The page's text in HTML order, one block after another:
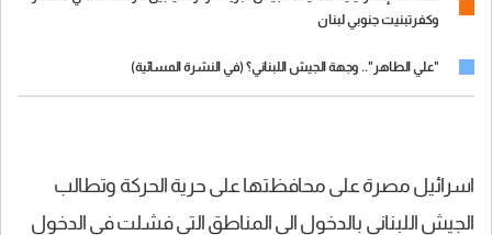
وكفرتبنيت جنوبي لبنان
"علي الطاهر".. وجهة الجيش اللبناني؟ (في النشرة المسائية)
اسرائيل مصرة على محافظتها على حرية الحركة وتطالب
الجيش اللبناني بالدخول الى المناطق التي فشلت في الدخول